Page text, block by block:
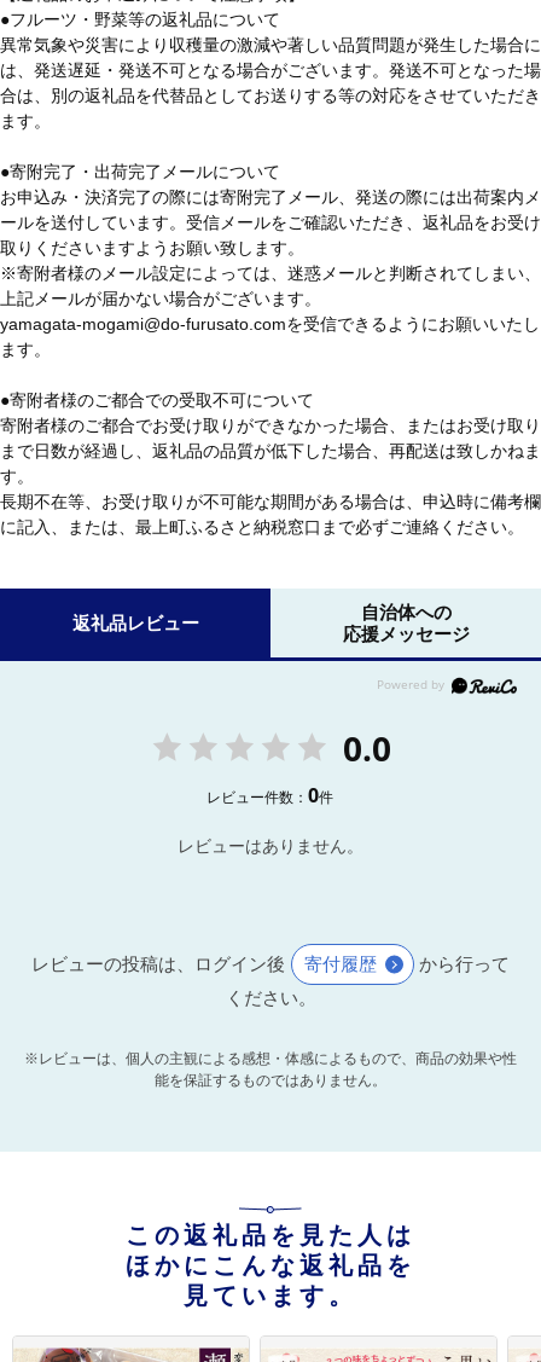
●フルーツ・野菜等の返礼品について
異常気象や災害により収穫量の激減や著しい品質問題が発生した場合に
は、発送遅延・発送不可となる場合がございます。発送不可となった場
合は、別の返礼品を代替品としてお送りする等の対応をさせていただき
ます。
●寄附完了・出荷完了メールについて
お申込み・決済完了の際には寄附完了メール、発送の際には出荷案内メ
ールを送付しています。受信メールをご確認いただき、返礼品をお受け
取りくださいますようお願い致します。
※寄附者様のメール設定によっては、迷惑メールと判断されてしまい、
上記メールが届かない場合がございます。
yamagata-mogami@do-furusato.comを受信できるようにお願いいたし
ます。
●寄附者様のご都合での受取不可について
寄附者様のご都合でお受け取りができなかった場合、またはお受け取り
まで日数が経過し、返礼品の品質が低下した場合、再配送は致しかねま
す。
長期不在等、お受け取りが不可能な期間がある場合は、申込時に備考欄
に記入、または、最上町ふるさと納税窓口まで必ずご連絡ください。
返礼品レビュー
自治体への
応援メッセージ
0.0
レビュー件数：0件
レビューはありません。
レビューの投稿は、ログイン後 寄付履歴
から行って
ください。
※レビューは、個人の主観による感想・体感によるもので、商品の効果や性
能を保証するものではありません。
この返礼品を見た人は
ほかにこんな返礼品を
見ています。